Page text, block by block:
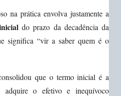
na prática envolva justamente a
do prazo da decadência da
significa “vir a saber quem é o
que o termo inicial é a
o efetivo e inequívoco